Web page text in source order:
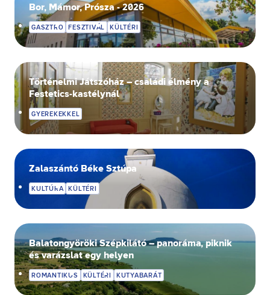
visszavonás előtti adatkezelés jogszerűségét.
Bor, Mámor, Prósza - 2026
GASZTRO FESZTIVÁL KÜLTÉRI
Történelmi Játszóház – családi élmény a
Festetics-kastélynál
GYEREKEKKEL
Zalaszántó Béke Sztúpa
KULTÚRA KÜLTÉRI
Balatongyöröki Szépkilátó – panoráma, piknik
és varázslat egy helyen
ROMANTIKUS KÜLTÉRI KUTYABARÁT